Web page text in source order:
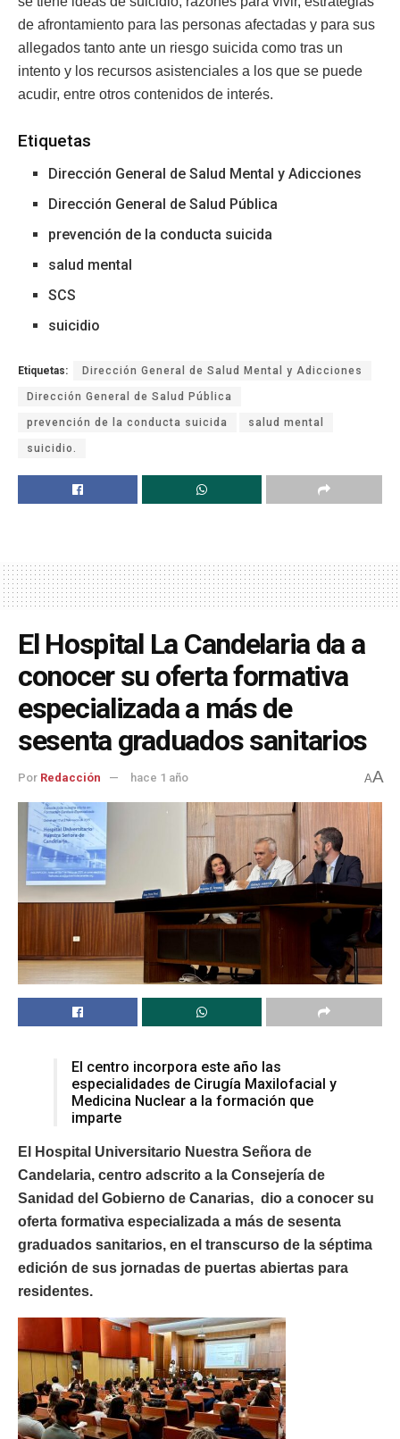
de afrontamiento para las personas afectadas y para sus
allegados tanto ante un riesgo suicida como tras un
intento y los recursos asistenciales a los que se puede
acudir, entre otros contenidos de interés.
Etiquetas
Dirección General de Salud Mental y Adicciones
Dirección General de Salud Pública
prevención de la conducta suicida
salud mental
SCS
suicidio
Etiquetas: Dirección General de Salud Mental y Adicciones
Dirección General de Salud Pública
prevención de la conducta suicida salud mental
suicidio.
El Hospital La Candelaria da a
conocer su oferta formativa
especializada a más de
sesenta graduados sanitarios
Por Redacción hace 1 año AA
El centro incorpora este año las
especialidades de Cirugía Maxilofacial y
Medicina Nuclear a la formación que
imparte
El Hospital Universitario Nuestra Señora de
Candelaria, centro adscrito a la Consejería de
Sanidad del Gobierno de Canarias, dio a conocer su
oferta formativa especializada a más de sesenta
graduados sanitarios, en el transcurso de la séptima
edición de sus jornadas de puertas abiertas para
residentes.